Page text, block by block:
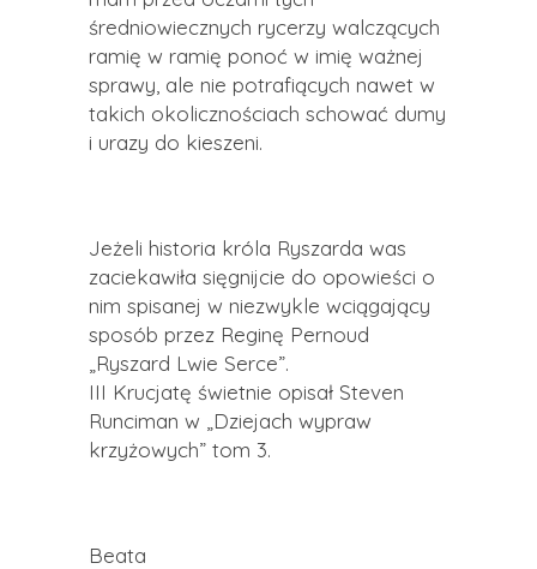
średniowiecznych rycerzy walczących
ramię w ramię ponoć w imię ważnej
sprawy, ale nie potrafiących nawet w
takich okolicznościach schować dumy
i urazy do kieszeni.
Jeżeli historia króla Ryszarda was
zaciekawiła sięgnijcie do opowieści o
nim spisanej w niezwykle wciągający
sposób przez Reginę Pernoud
„Ryszard Lwie Serce”.
III Krucjatę świetnie opisał Steven
Runciman w „Dziejach wypraw
krzyżowych” tom 3.
Beata